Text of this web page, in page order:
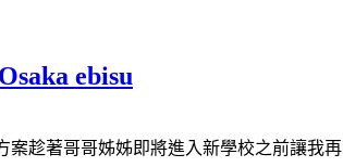
ebisu
趁著哥哥姊姊即將進入新學校之前讓我